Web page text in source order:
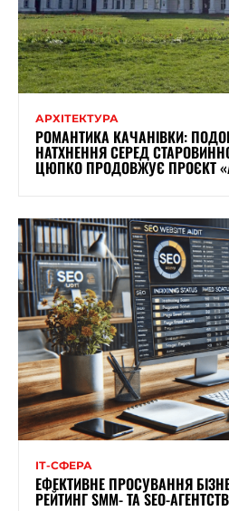
АРХІТЕКТУРА
РОМАНТИКА КАЧАНІВКИ:
НАТХНЕННЯ СЕРЕД
ЦЮПКО ПРОДОВЖУЄ ПРОЄКТ
ІТ-СФЕРА
ЕФЕКТИВНЕ ПРОСУВАННЯ
РЕЙТИНГ SMM- ТА SEO-